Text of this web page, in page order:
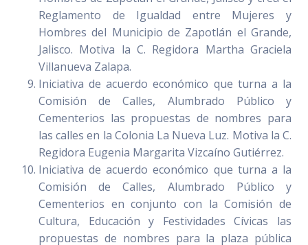
Reglamento de Igualdad entre Mujeres y
Hombres del Municipio de Zapotlán el Grande,
Jalisco. Motiva la C. Regidora Martha Graciela
Villanueva Zalapa.
Iniciativa de acuerdo económico que turna a la
Comisión de Calles, Alumbrado Público y
Cementerios las propuestas de nombres para
las calles en la Colonia La Nueva Luz. Motiva la C.
Regidora Eugenia Margarita Vizcaíno Gutiérrez.
Iniciativa de acuerdo económico que turna a la
Comisión de Calles, Alumbrado Público y
Cementerios en conjunto con la Comisión de
Cultura, Educación y Festividades Cívicas las
propuestas de nombres para la plaza pública